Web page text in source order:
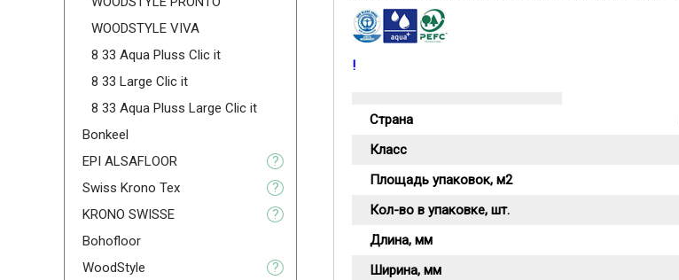
!
Страна
Класс
Площадь упаковок, м2
Кол-во в упаковке, шт.
Длина, мм
Ширина, мм
WOODSTYLE VIVA
8 33 Aqua Pluss Clic it
8 33 Large Clic it
8 33 Aqua Pluss Large Clic it
Bonkeel
EPI ALSAFLOOR
?
Swiss Krono Tex
?
KRONO SWISSE
?
Bohofloor
WoodStyle
?